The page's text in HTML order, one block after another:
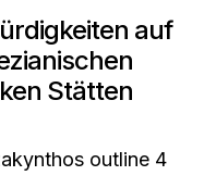
auf
Stätten